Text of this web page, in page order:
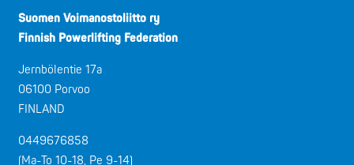
Suomen Voimanostoliitto ry
Finnish Powerlifting Federation
Jernbölentie 17a
06100 Porvoo
FINLAND
0449676858
(Ma-To 10-18, Pe 9-14)